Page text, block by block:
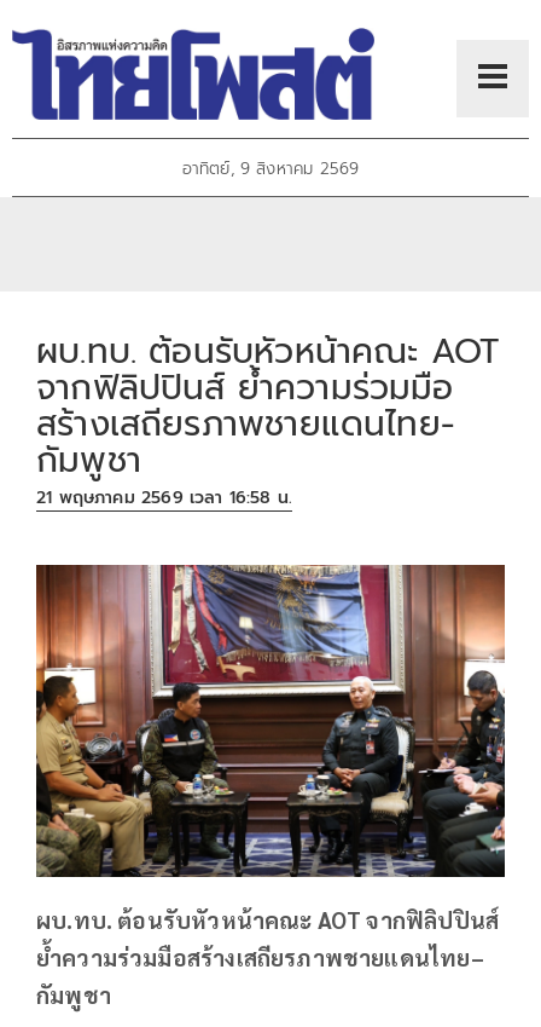
อาทิตย์, 9 สิงหาคม 2569
ผบ.ทบ. ต้อนรับหัวหน้าคณะ AOT
จากฟิลิปปินส์ ย้ำความร่วมมือ
สร้างเสถียรภาพชายแดนไทย-
กัมพูชา
21 พฤษภาคม 2569 เวลา 16:58 น.
ผบ.ทบ. ต้อนรับหัวหน้าคณะ AOT จากฟิลิปปินส์
ย้ำความร่วมมือสร้างเสถียรภาพชายแดนไทย–
กัมพูชา